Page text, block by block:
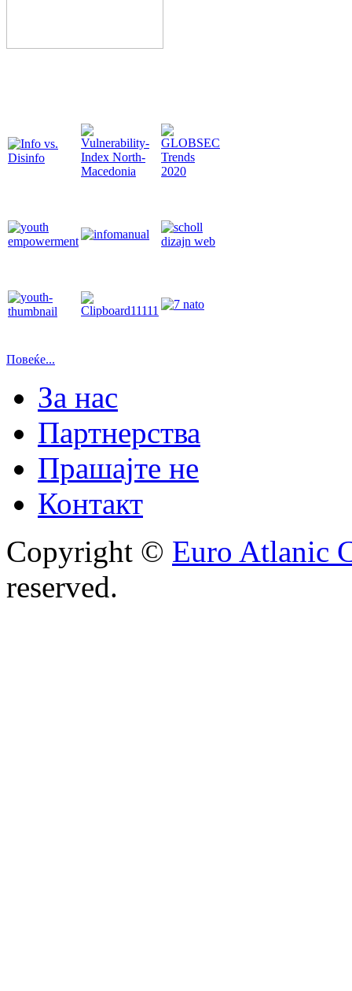
Повеќе...
За нас
Партнерства
Прашајте не
Контакт
Copyright © Euro Atlanic
reserved.